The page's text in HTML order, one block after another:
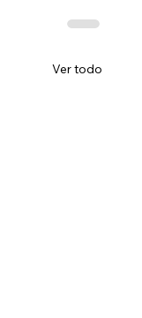
Ver todo